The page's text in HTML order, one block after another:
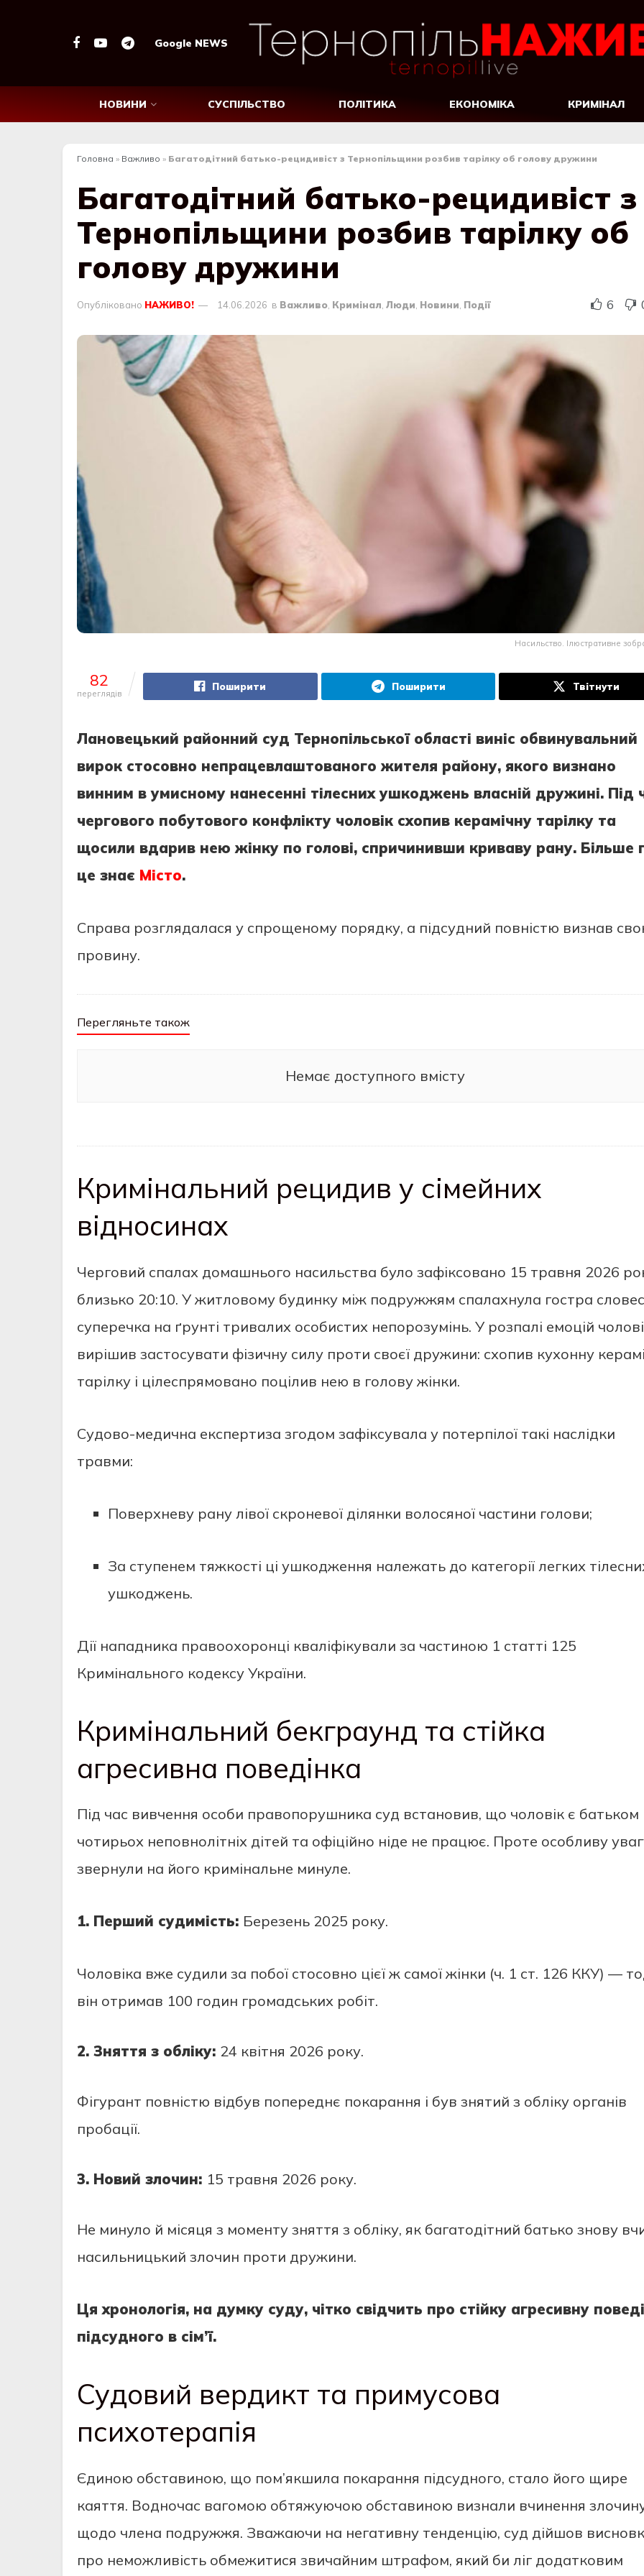
Google NEWS
НОВИНИ СУСПІЛЬСТВО ПОЛІТИКА ЕКОНОМІКА КРИМІНАЛ
Головна » Важливо » Багатодітний батько-рецидивіст з Тернопільщини розбив тарілку об голову дружини
Багатодітний батько-рецидивіст з
Тернопільщини розбив тарілку об
голову дружини
Опубліковано НАЖИВО! 14.06.2026 в Важливо, Кримінал, Люди, Новини, Події 6
Насильство. Ілюстративне
82
переглядів
Поширити Поширити Твітнути
Лановецький районний суд Тернопільської області виніс обвинувальний
вирок стосовно непрацевлаштованого жителя району, якого визнано
винним в умисному нанесенні тілесних ушкоджень власній дружині. Під
чергового побутового конфлікту чоловік схопив керамічну тарілку та
щосили вдарив нею жінку по голові, спричинивши криваву рану. Більше
це знає Місто.
Справа розглядалася у спрощеному порядку, а підсудний повністю визнав
провину.
Перегляньте також
Немає доступного вмісту
Кримінальний рецидив у сімейних
відносинах
Черговий спалах домашнього насильства було зафіксовано 15 травня 2026
близько 20:10. У житловому будинку між подружжям спалахнула гостра
суперечка на ґрунті тривалих особистих непорозумінь. У розпалі емоцій
вирішив застосувати фізичну силу проти своєї дружини: схопив кухонну
тарілку і цілеспрямовано поцілив нею в голову жінки.
Судово-медична експертиза згодом зафіксувала у потерпілої такі наслідки
травми:
Поверхневу рану лівої скроневої ділянки волосяної частини голови;
За ступенем тяжкості ці ушкодження належать до категорії легких
ушкоджень.
Дії нападника правоохоронці кваліфікували за частиною 1 статті 125
Кримінального кодексу України.
Кримінальний бекграунд та стійка
агресивна поведінка
Під час вивчення особи правопорушника суд встановив, що чоловік є батьком
чотирьох неповнолітніх дітей та офіційно ніде не працює. Проте особливу
звернули на його кримінальне минуле.
1. Перший судимість: Березень 2025 року.
Чоловіка вже судили за побої стосовно цієї ж самої жінки (ч. 1 ст. 126 ККУ) —
він отримав 100 годин громадських робіт.
2. Зняття з обліку: 24 квітня 2026 року.
Фігурант повністю відбув попереднє покарання і був знятий з обліку органів
пробації.
3. Новий злочин: 15 травня 2026 року.
Не минуло й місяця з моменту зняття з обліку, як багатодітний батько знову
насильницький злочин проти дружини.
Ця хронологія, на думку суду, чітко свідчить про стійку агресивну
підсудного в сім’ї.
Судовий вердикт та примусова
психотерапія
Єдиною обставиною, що пом’якшила покарання підсудного, стало його щире
каяття. Водночас вагомою обтяжуючою обставиною визнали вчинення
щодо члена подружжя. Зважаючи на негативну тенденцію, суд дійшов
про неможливість обмежитися звичайним штрафом, який би ліг додатковим